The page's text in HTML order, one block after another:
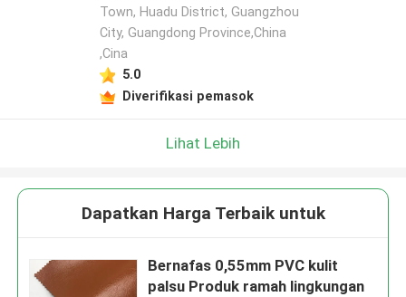
Town, Huadu District, Guangzhou
City, Guangdong Province,China
,Cina
5.0
Diverifikasi pemasok
Lihat Lebih
Dapatkan Harga Terbaik untuk
Bernafas 0,55mm PVC kulit
palsu Produk ramah lingkungan